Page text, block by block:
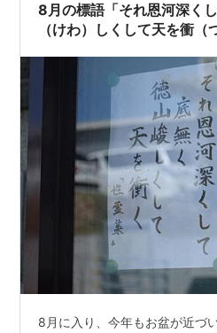
8月の標語「それ恩河深く
（けわ）しくして天を衝（
8月に入り、今年もお盆が近づ